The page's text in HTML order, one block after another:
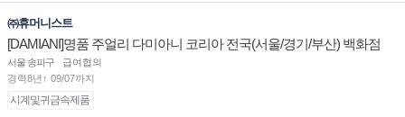
㈜휴머니스트
[DAMIANI]명품 주얼리 다미아니 코리아 전국(서울/경기/부산) 백화점
부점장/판매사원 채용
서울 송파구
급여협의
경력8년↑ 09/07까지
시계및귀금속제품